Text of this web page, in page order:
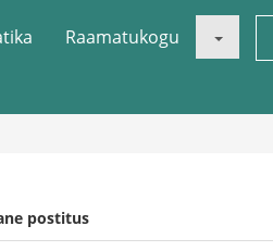
Raamatukogu
postitus